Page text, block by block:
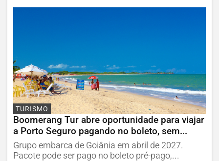
TURISMO
Boomerang Tur abre oportunidade para viajar
a Porto Seguro pagando no boleto, sem...
Grupo embarca de Goiânia em abril de 2027.
Pacote pode ser pago no boleto pré-pago,...